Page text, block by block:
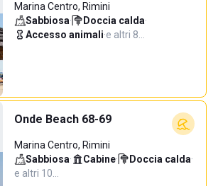
Marina Centro, Rimini
Sabbiosa· Doccia calda·
Accesso animali·e altri 8…
Onde Beach 68-69
Marina Centro, Rimini
Sabbiosa· Cabine· Doccia calda·
e altri 10…